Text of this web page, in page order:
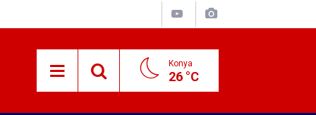
Konya
26 °C